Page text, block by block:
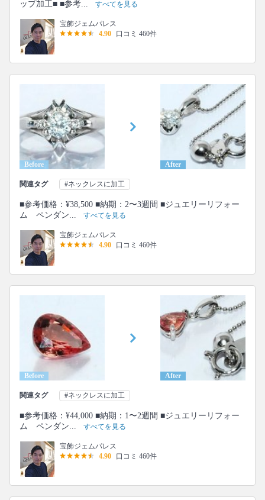
ップ加工■ ■参考...
すべてを見る
宝飾ジェムパレス
4.90
口コミ 460件
Before After
関連タグ #ネックレスに加工
■参考価格：¥38,500 ■納期：2〜3週間 ■ジュエリーリフォー
ム ペンダン...
すべてを見る
宝飾ジェムパレス
4.90
口コミ 460件
Before After
関連タグ #ネックレスに加工
■参考価格：¥44,000 ■納期：1〜2週間 ■ジュエリーリフォー
ム ペンダン...
すべてを見る
宝飾ジェムパレス
4.90
口コミ 460件